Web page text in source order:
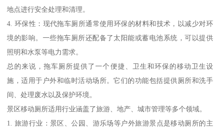
地点进行安全处理和清理。
4. 环保性：现代拖车厕所通常使用环保的材料和技术，以减少对环
境的影响。一些拖车厕所还配备了太阳能或蓄电池系统，可以提供
照明和水泵等电力需求。
总的来说，拖车厕所提供了一个便捷、卫生和环保的移动卫生设
施，适用于户外和临时活动场所。它们的功能包括提供厕所和洗手
间、处理废水以及保护环境。
景区移动厕所适用行业涵盖了旅游、地产、城市管理等多个领域。
1. 旅游行业：景区、公园、游乐场等户外旅游景点是移动厕所的主